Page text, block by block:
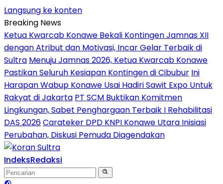
Langsung ke konten
Breaking News
Ketua Kwarcab Konawe Bekali Kontingen Jamnas XII
dengan Atribut dan Motivasi, Incar Gelar Terbaik di
Sultra Menuju Jamnas 2026, Ketua Kwarcab Konawe
Pastikan Seluruh Kesiapan Kontingen di Cibubur Ini
Harapan Wabup Konawe Usai Hadiri Sawit Expo Untuk
Rakyat di Jakarta PT SCM Buktikan Komitmen
Lingkungan, Sabet Penghargaan Terbaik I Rehabilitasi
DAS 2026Carateker DPD KNPI Konawe Utara Inisiasi
Perubahan, Diskusi Pemuda Diagendakan
IndeksRedaksi